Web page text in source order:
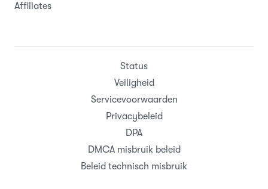
Affiliates
Status
Veiligheid
Servicevoorwaarden
Privacybeleid
DPA
DMCA misbruik beleid
Beleid technisch misbruik